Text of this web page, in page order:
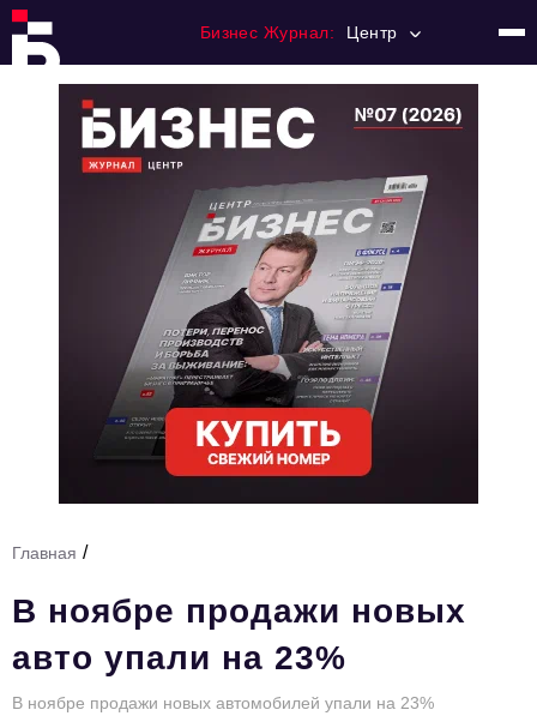
Бизнес Журнал: Центр
Регулирование
Премия "Тульский Бизнес"
История тульского предпринимательства
Тема номера
HR
Персона номера
Главная /
В ноябре продажи новых
авто упали на 23%
В ноябре продажи новых автомобилей упали на 23%